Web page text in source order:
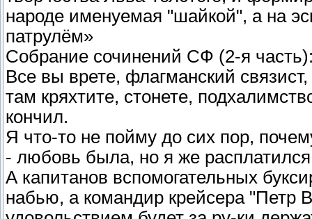
народе именуемая "шайкой", а на
патрулём»
Собрание сочинений СФ (2-я
Все вы врете, флагманский
там кряхтите, стонете,
кончил.
Я что-то не пойму до сих пор,
- любовь была, но я же
А капитанов вспомогательных
набью, а командир крейсера "Петр